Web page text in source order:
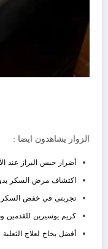
الزوار يشاهدون ايضا :
أضرار حبس البراز عند
اكتشاف مرض السكر
تجربتي في خفض السكر
كريم يوسيرين للقدمين
أفضل بخاخ لعلاج